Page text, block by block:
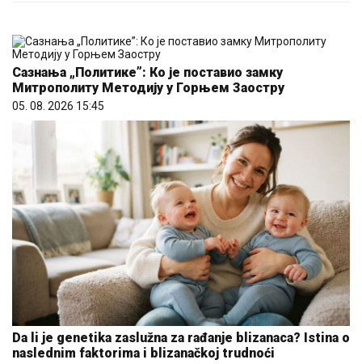
Сазнања „Политике”: Ко је поставио замку
Митрополиту Методију у Горњем Заостру
05. 08. 2026 15:45
Da li je genetika zaslužna za rađanje blizanaca? Istina o
naslednim faktorima i blizanačkoj trudnoći